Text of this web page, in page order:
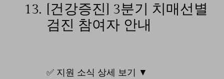
13. [건강증진] 3분기 치매선별
검진 참여자 안내
✅ 지원 소식 상세 보기 ▼